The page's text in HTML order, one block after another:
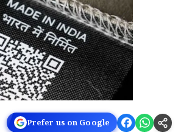
Prefer us on Google